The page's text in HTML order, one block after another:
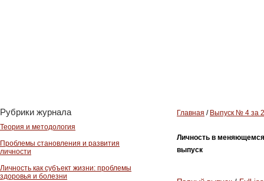
Рубрики журнала
Теория и методология
Проблемы становления и развития
личности
Личность как субъект жизни: проблемы
здоровья и болезни
Главная / Выпуск № 4 за
Личность в
выпуск